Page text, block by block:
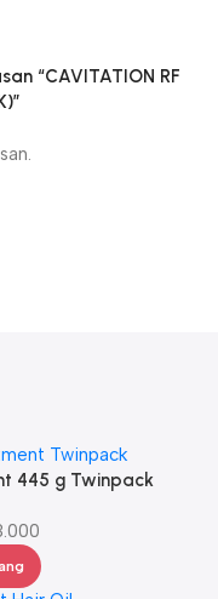
“CAVITATION RF
445 g Twinpack